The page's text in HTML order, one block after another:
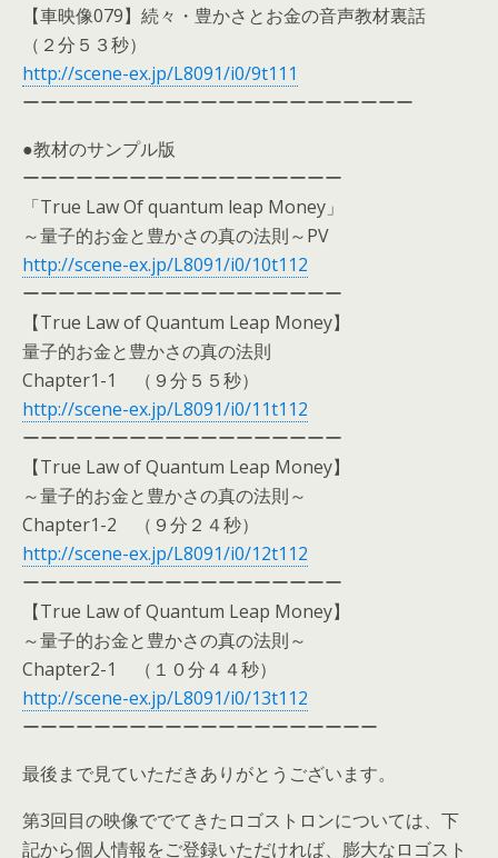
【車映像079】続々・豊かさとお金の音声教材裏話
（２分５３秒）
http://scene-ex.jp/L8091/i0/9t111
ーーーーーーーーーーーーーーーーーーーーーー
●教材のサンプル版
ーーーーーーーーーーーーーーーーーー
「True Law Of quantum leap Money」
～量子的お金と豊かさの真の法則～PV
http://scene-ex.jp/L8091/i0/10t112
ーーーーーーーーーーーーーーーーーー
【True Law of Quantum Leap Money】
量子的お金と豊かさの真の法則
Chapter1-1 （９分５５秒）
http://scene-ex.jp/L8091/i0/11t112
ーーーーーーーーーーーーーーーーーー
【True Law of Quantum Leap Money】
～量子的お金と豊かさの真の法則～
Chapter1-2 （９分２４秒）
http://scene-ex.jp/L8091/i0/12t112
ーーーーーーーーーーーーーーーーーー
【True Law of Quantum Leap Money】
～量子的お金と豊かさの真の法則～
Chapter2-1 （１０分４４秒）
http://scene-ex.jp/L8091/i0/13t112
ーーーーーーーーーーーーーーーーーーーー
最後まで見ていただきありがとうございます。
第3回目の映像ででてきたロゴストロンについては、下
記から個人情報をご登録いただければ、膨大なロゴスト